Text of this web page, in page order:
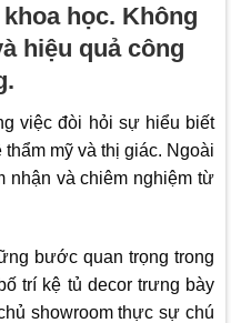
học. Không
hiệu quả công
việc đòi hỏi sự hiểu biết
mỹ và thị giác. Ngoài
nhận và chiêm nghiệm từ
bước quan trọng trong
trí kệ tủ decor trưng bày
showroom thực sự chú